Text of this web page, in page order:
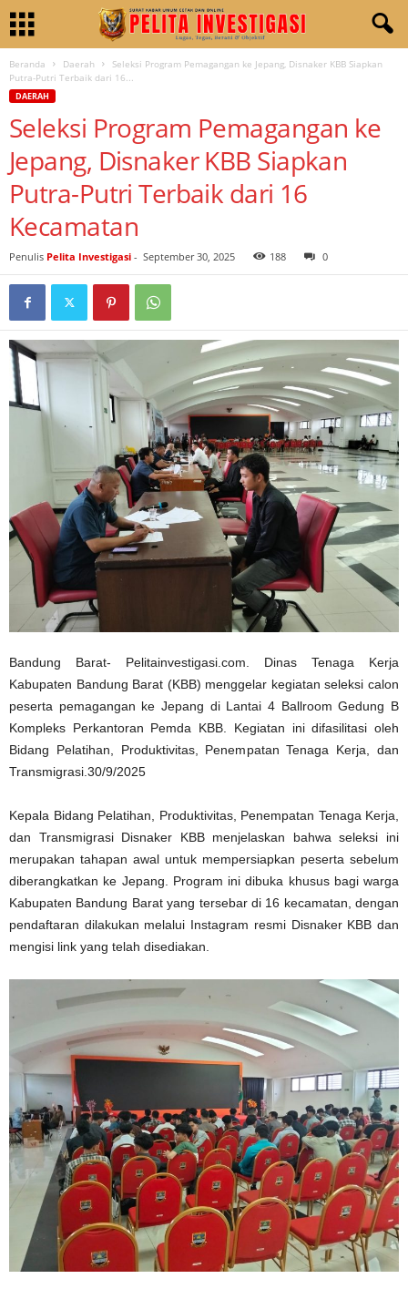
Beranda Daerah
Seleksi Program Pemagangan ke Jepang, Disnaker KBB Siapkan
Putra-Putri Terbaik dari 16...
DAERAH
Seleksi Program Pemagangan ke
Jepang, Disnaker KBB Siapkan
Putra-Putri Terbaik dari 16
Kecamatan
Penulis Pelita Investigasi - September 30, 2025 188 0
Bandung Barat- Pelitainvestigasi.com. Dinas Tenaga Kerja
Kabupaten Bandung Barat (KBB) menggelar kegiatan seleksi calon
peserta pemagangan ke Jepang di Lantai 4 Ballroom Gedung B
Kompleks Perkantoran Pemda KBB. Kegiatan ini difasilitasi oleh
Bidang Pelatihan, Produktivitas, Penempatan Tenaga Kerja, dan
Transmigrasi.30/9/2025
Kepala Bidang Pelatihan, Produktivitas, Penempatan Tenaga Kerja,
dan Transmigrasi Disnaker KBB menjelaskan bahwa seleksi ini
merupakan tahapan awal untuk mempersiapkan peserta sebelum
diberangkatkan ke Jepang. Program ini dibuka khusus bagi warga
Kabupaten Bandung Barat yang tersebar di 16 kecamatan, dengan
pendaftaran dilakukan melalui Instagram resmi Disnaker KBB dan
mengisi link yang telah disediakan.